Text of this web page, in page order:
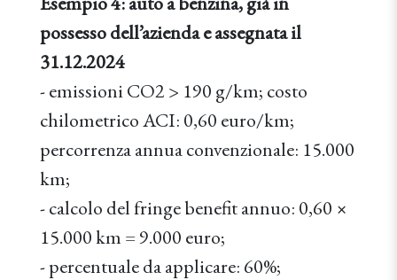
possesso dell’azienda e assegnata il
31.12.2024
- emissioni CO2 > 190 g/km; costo
chilometrico ACI: 0,60 euro/km;
percorrenza annua convenzionale: 15.000
km;
- calcolo del fringe benefit annuo: 0,60 ×
15.000 km = 9.000 euro;
- percentuale da applicare: 60%;